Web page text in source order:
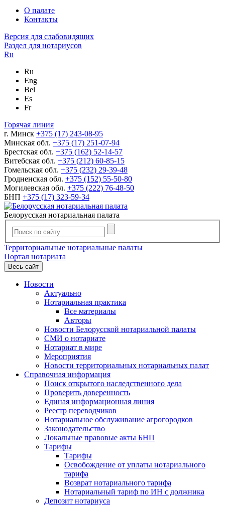
О палате
Контакты
Версия для слабовидящих
Раздел для нотариусов
Ru
Ru
Eng
Bel
Es
Fr
Горячая линия
г. Минск +375 (17) 243-08-95
Минская обл. +375 (17) 251-07-94
Брестская обл. +375 (162) 52-14-57
Витебская обл. +375 (212) 60-85-15
Гомельская обл. +375 (232) 29-39-48
Гродненская обл. +375 (152) 55-50-80
Могилевская обл. +375 (222) 76-48-50
БНП +375 (17) 323-59-34
Белорусская нотариальная палата
Территориальные нотариальные палаты
Портал нотариата
Весь сайт
Новости
Актуально
Нотариальная практика
Все материалы
Авторы
Новости Белорусской нотариальной палаты
СМИ о нотариате
Нотариат в мире
Мероприятия
Новости территориальных нотариальных палат
Справочная информация
Поиск открытого наследственного дела
Проверить доверенность
Единая информационная линия
Реестр переводчиков
Нотариальное обслуживание агрогородков
Законодательство
Локальные правовые акты БНП
Тарифы
Тарифы
Освобождение от уплаты нотариального
тарифа
Возврат нотариального тарифа
Нотариальный тариф по ИН с должника
Депозит нотариуса